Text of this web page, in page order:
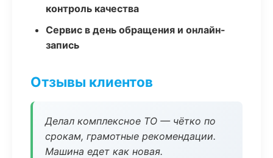
контроль качества
Сервис в день обращения и онлайн-
запись
Отзывы клиентов
Делал комплексное ТО — чётко по
срокам, грамотные рекомендации.
Машина едет как новая.